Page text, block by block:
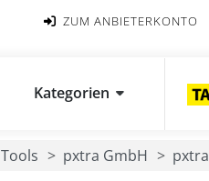
ZUM ANBIETERKONTO
Kategorien
Tools pxtra GmbH pxtra